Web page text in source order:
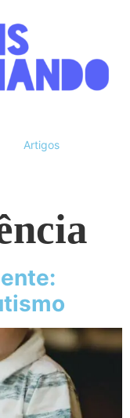
Artigos